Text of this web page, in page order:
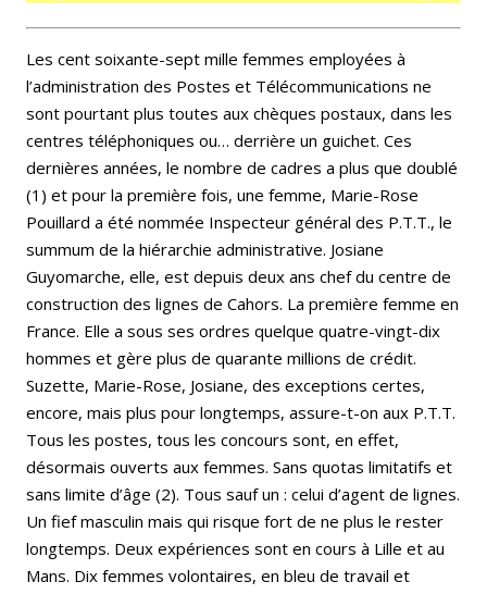
Les cent soixante-sept mille femmes employées à
l’administration des Postes et Télécommunications ne
sont pourtant plus toutes aux chèques postaux, dans les
centres téléphoniques ou… derrière un guichet. Ces
dernières années, le nombre de cadres a plus que doublé
(1) et pour la première fois, une femme, Marie-Rose
Pouillard a été nommée Inspecteur général des P.T.T., le
summum de la hiérarchie administrative. Josiane
Guyomarche, elle, est depuis deux ans chef du centre de
construction des lignes de Cahors. La première femme en
France. Elle a sous ses ordres quelque quatre-vingt-dix
hommes et gère plus de quarante millions de crédit.
Suzette, Marie-Rose, Josiane, des exceptions certes,
encore, mais plus pour longtemps, assure-t-on aux P.T.T.
Tous les postes, tous les concours sont, en effet,
désormais ouverts aux femmes. Sans quotas limitatifs et
sans limite d’âge (2). Tous sauf un : celui d’agent de lignes.
Un fief masculin mais qui risque fort de ne plus le rester
longtemps. Deux expériences sont en cours à Lille et au
Mans. Dix femmes volontaires, en bleu de travail et